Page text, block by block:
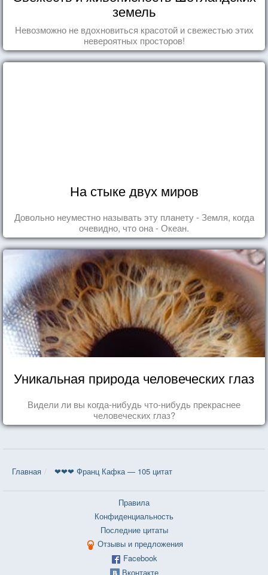
земель
Невозможно не вдохновиться красотой и свежестью этих
невероятных просторов!
На стыке двух миров
Довольно неуместно называть эту планету - Земля, когда
очевидно, что она - Океан.
Уникальная природа человеческих глаз
Видели ли вы когда-нибудь что-нибудь прекраснее
человеческих глаз?
Главная ❤❤❤ Франц Кафка — 105 цитат
Правила
Конфиденциальность
Последние цитаты
Отзывы и предложения
Facebook
Вконтакте